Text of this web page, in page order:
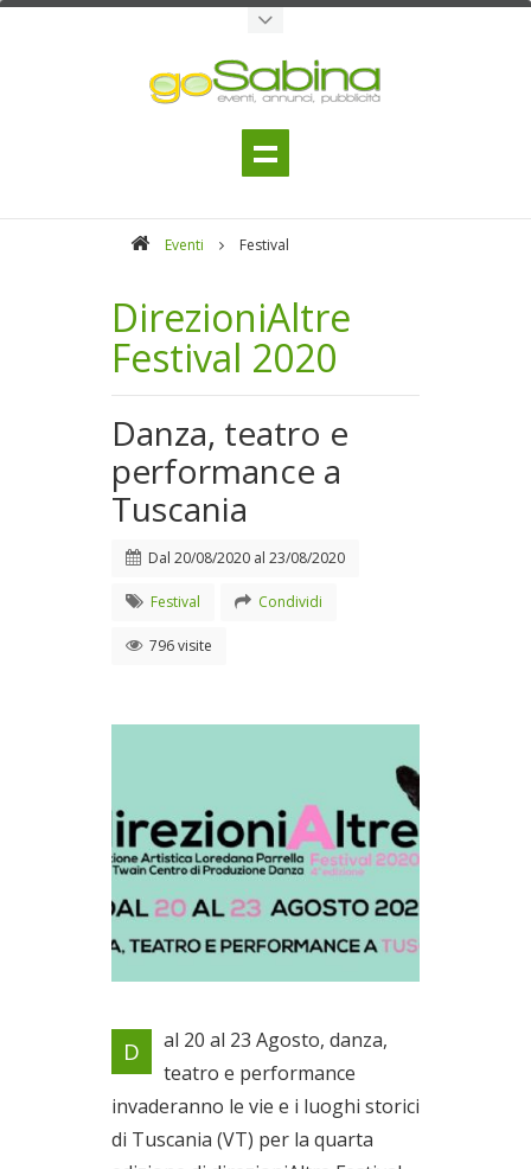
Eventi Festival
DirezioniAltre
Festival 2020
Danza, teatro e
performance a
Tuscania
Dal 20/08/2020 al 23/08/2020
Festival Condividi
796 visite
Danza, teatro e performance
a Tuscania
Dal 20/08/2020 al
23/08/2020
D
al 20 al 23 Agosto, danza,
teatro e performance
invaderanno le vie e i luoghi storici
di Tuscania (VT) per la quarta